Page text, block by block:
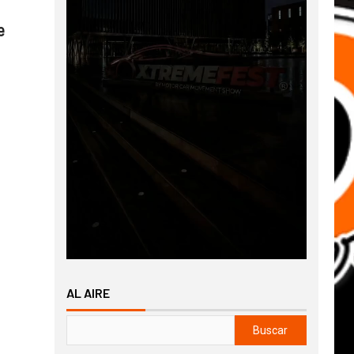
AL AIRE
Buscar